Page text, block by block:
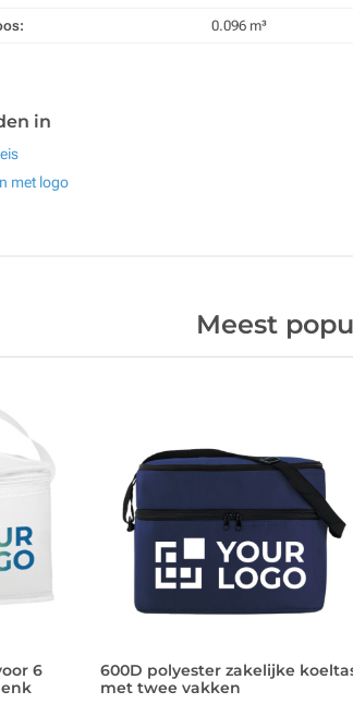
0.096 m³
in
met logo
Meest
6
600D polyester zakelijke
met twee vakken